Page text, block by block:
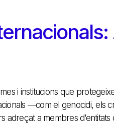
i institucions que
—com el genocidi, els
a membres